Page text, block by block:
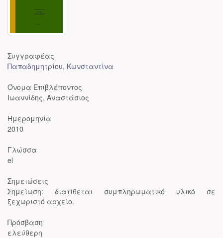
Συγγραφέας
Παπαδημητρίου, Κωνσταντίνα
Όνομα Επιβλέποντος
Ιωαννίδης, Αναστάσιος
Ημερομηνία
2010
Γλώσσα
el
Σημειώσεις
Σημείωση: διατίθεται συμπληρωματικό υλικό σε
ξεχωριστό αρχείο.
Πρόσβαση
ελεύθερη